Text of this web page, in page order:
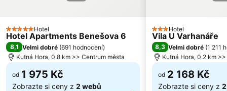
Královice
Slatiňany
Zámecký areál Ctěnice
Zámek s muzejní expozicí a kaplí svaty Romedia
Pomník Sv Vojtěch a jeho bratr sv Radim
Háje Metro Station
5 Počet hvězdiček
Hotel
Hotel Apartments Benešova 6
8,1 Velmi dobré (691 hodnocení)
Kutná Hora, 0.8 km >> Centrum města
od 1 975 Kč
Zobrazte si ceny z 2 webů
3 Počet hvězdiček
Hotel
Vila U Varhanáře
8,3 Velmi dobré (1 211
Kutná Hora, 0.2 km
od 2 168 Kč
Zobrazte si ceny z